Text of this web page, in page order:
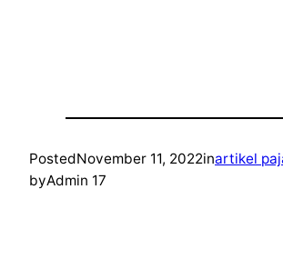
PostedNovember 11, 2022inartikel
byAdmin 17